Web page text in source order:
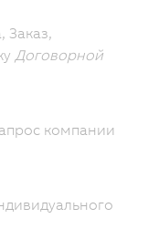
Заказ,
Договорной
компании